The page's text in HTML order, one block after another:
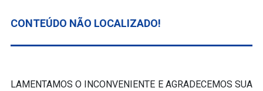
CONTEÚDO NÃO LOCALIZADO!
LAMENTAMOS O INCONVENIENTE E AGRADECEMOS SUA